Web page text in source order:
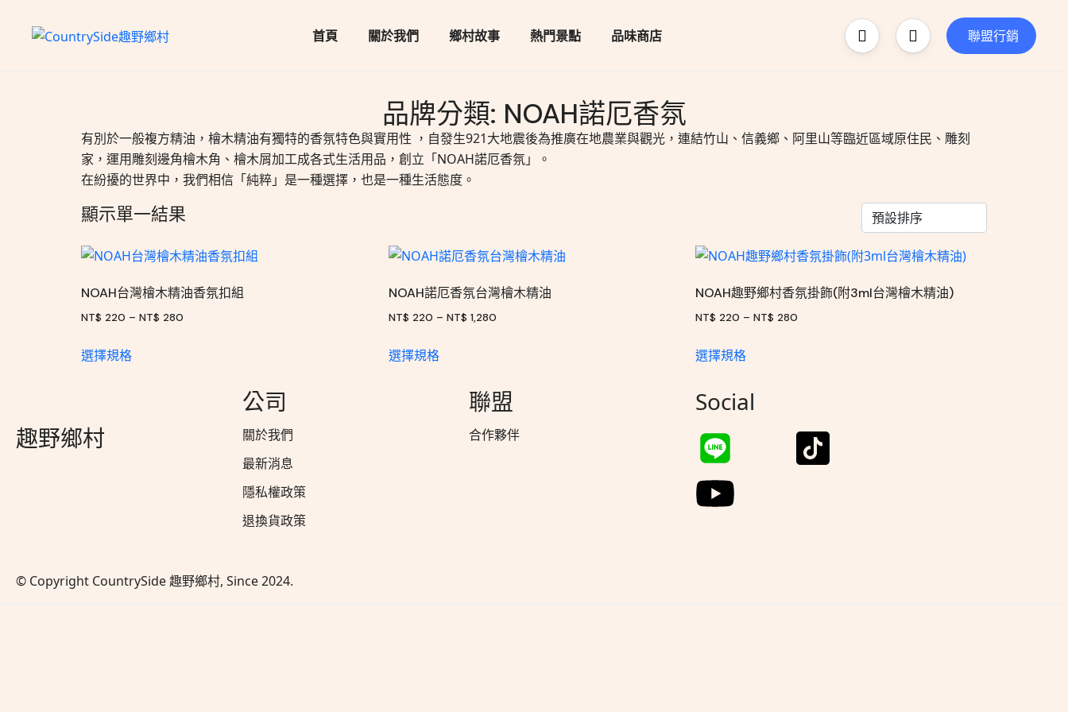
首頁 關於我們 鄉村故事 熱門景點 品味商店 聯盟行銷
品牌分類: NOAH諾厄香氛
有別於一般複方精油，檜木精油有獨特的香氛特色與實用性 ，自發生921大地震後為推廣在地農業與觀光，連結竹山、信義鄉、阿里山等臨近區域原住民、雕刻
家，運用雕刻邊角檜木角、檜木屑加工成各式生活用品，創立「NOAH諾厄香氛」。
在紛擾的世界中，我們相信「純粹」是一種選擇，也是一種生活態度。
顯示單一結果
NOAH台灣檜木精油香氛扣組
NT$ 220 – NT$ 280
選擇規格
NOAH諾厄香氛台灣檜木精油
NT$ 220 – NT$ 1,280
選擇規格
NOAH趣野鄉村香氛掛飾(附3ml台灣檜木精油)
NT$ 220 – NT$ 280
選擇規格
趣野鄉村
公司
關於我們
最新消息
隱私權政策
退換貨政策
聯盟
合作夥伴
Social
© Copyright CountrySide 趣野鄉村, Since 2024.